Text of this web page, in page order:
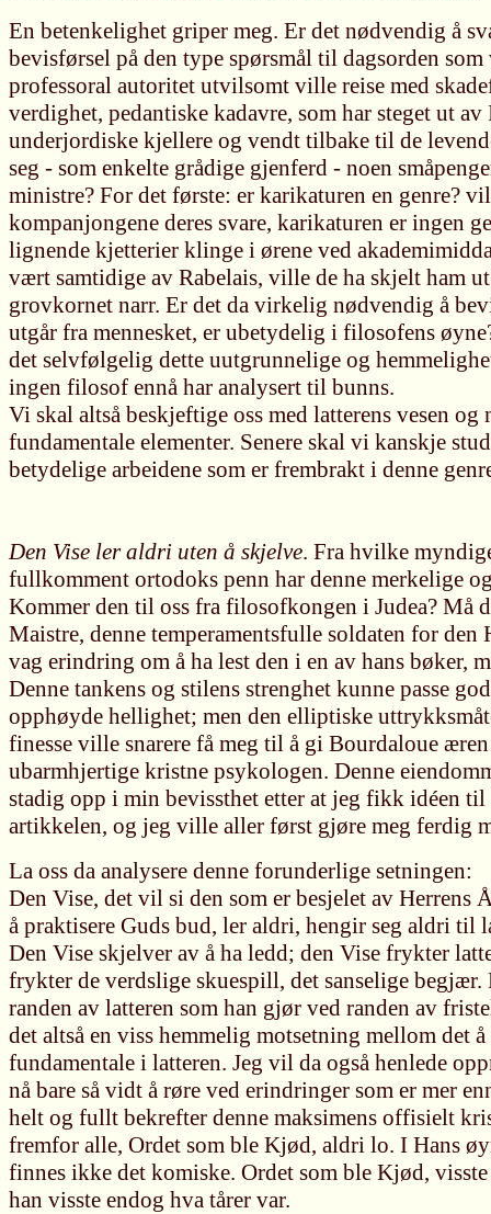
En betenkelighet griper meg. Er det nødvendig å
bevisførsel på den type spørsmål til dagsorden
professoral autoritet utvilsomt ville reise med
verdighet, pedantiske kadavre, som har steget ut
underjordiske kjellere og vendt tilbake til de
seg - som enkelte grådige gjenferd - noen
ministre? For det første: er karikaturen en genre?
kompanjongene deres svare, karikaturen er ingen
lignende kjetterier klinge i ørene ved
vært samtidige av Rabelais, ville de ha skjelt ham
grovkornet narr. Er det da virkelig nødvendig å
utgår fra mennesket, er ubetydelig i filosofens
det selvfølgelig dette uutgrunnelige og
ingen filosof ennå har analysert til bunns.
Vi skal altså beskjeftige oss med latterens vesen og
fundamentale elementer. Senere skal vi kanskje
betydelige arbeidene som er frembrakt i denne
Den Vise ler aldri uten å skjelve. Fra hvilke
fullkomment ortodoks penn har denne merkelige
Kommer den til oss fra filosofkongen i Judea? Må
Maistre, denne temperamentsfulle soldaten for den
vag erindring om å ha lest den i en av hans bøker,
Denne tankens og stilens strenghet kunne passe
opphøyde hellighet; men den elliptiske
finesse ville snarere få meg til å gi Bourdaloue
ubarmhjertige kristne psykologen. Denne
stadig opp i min bevissthet etter at jeg fikk idéen til
artikkelen, og jeg ville aller først gjøre meg ferdig
La oss da analysere denne forunderlige setningen:
Den Vise, det vil si den som er besjelet av Herrens
å praktisere Guds bud, ler aldri, hengir seg aldri til
Den Vise skjelver av å ha ledd; den Vise frykter
frykter de verdslige skuespill, det sanselige begjær.
randen av latteren som han gjør ved randen av
det altså en viss hemmelig motsetning mellom det
fundamentale i latteren. Jeg vil da også henlede
nå bare så vidt å røre ved erindringer som er mer
helt og fullt bekrefter denne maksimens offisielt
fremfor alle, Ordet som ble Kjød, aldri lo. I Hans
finnes ikke det komiske. Ordet som ble Kjød,
han visste endog hva tårer var.